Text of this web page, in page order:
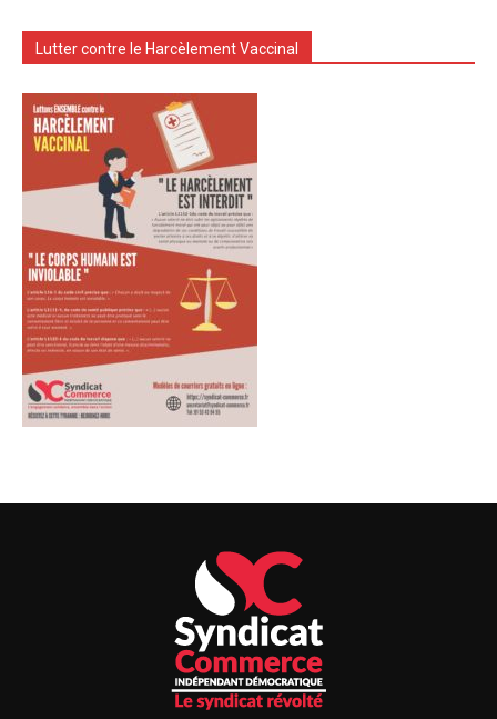
Lutter contre le Harcèlement Vaccinal